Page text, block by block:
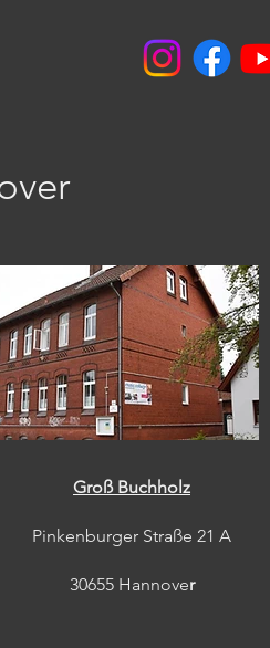
Groß Buchholz
Pinkenburger Straße 21 A
30655 Hannover